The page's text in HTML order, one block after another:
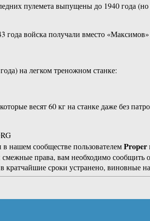
пулемета выпущены до 1940 года (но
войска получали вместо
на легком треножном станке:
весят 60 кг на станке даже без
нашем сообществе пользователемProper
права, вам необходимо
сроки устранено, виновные